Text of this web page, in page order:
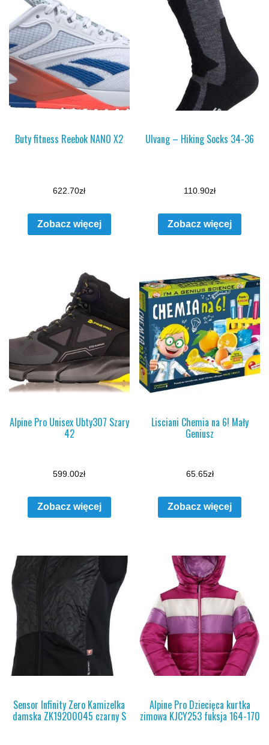
Buty fitness Reebok NANO X2
622.70zł
Zobacz więcej
Ulvang – Hiking Socks 34-36
110.90zł
Zobacz więcej
Alpine Pro Unisex Ubty307 Szary
42
599.00zł
Zobacz więcej
Lisciani Chemia na 6! Mały
Geniusz
65.65zł
Zobacz więcej
Sensor Infinity Zero Kamizelka
damska ZK19200045 czarny S
Alpine Pro Dziecięca kurtka
zimowa KJCY253 fuksja 164-170